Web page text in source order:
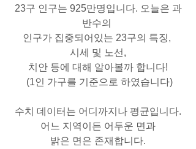
23구 인구는 925만명입니다. 오늘은 과
반수의
인구가 집중되어있는 23구의 특징,
시세 및 노선,
치안 등에 대해 알아볼까 합니다!
   (1인 가구를 기준으로 하였습니다)
수치 데이터는 어디까지나 평균입니다.
어느 지역이든 어두운 면과
밝은 면은 존재합니다.